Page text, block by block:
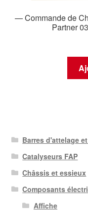
— Commande de
Partner
Barres d'attelage
Catalyseurs FAP
Châssis et essieux
Composants
Affiche